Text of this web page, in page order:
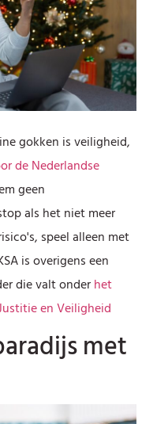
gokken is veiligheid,
de Nederlandse
geen
als het niet meer
speel alleen met
is overigens een
die valt onderhet
en Veiligheid
met